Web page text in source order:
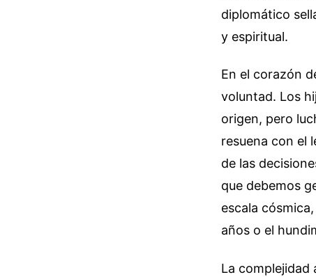
diplomático
y espiritual.
En el corazón
voluntad. Los
origen, pero
resuena con el
de las
que debemos
escala
años o el
La complejidad